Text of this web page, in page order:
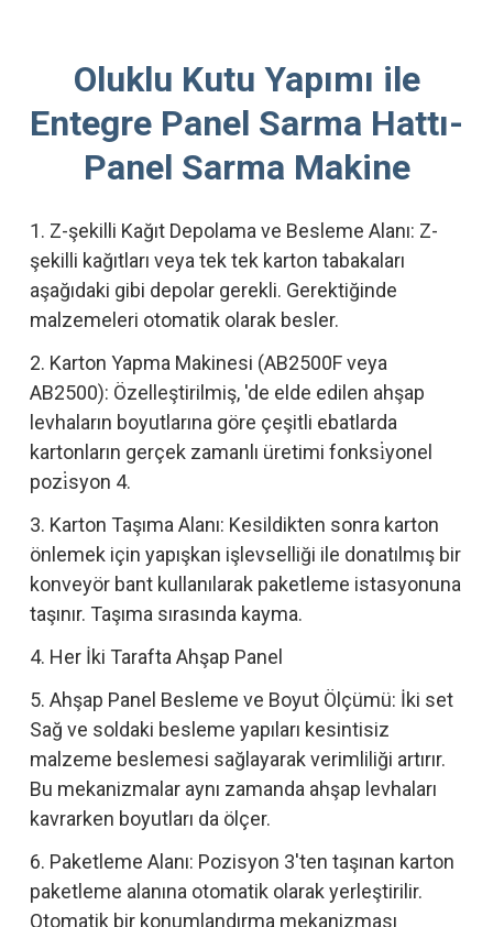
Oluklu Kutu Yapımı ile
Entegre Panel Sarma Hattı-
Panel Sarma Makine
1. Z-şekilli Kağıt Depolama ve Besleme Alanı: Z-
şekilli kağıtları veya tek tek karton tabakaları
aşağıdaki gibi depolar gerekli. Gerektiğinde
malzemeleri otomatik olarak besler.
2. Karton Yapma Makinesi (AB2500F veya
AB2500): Özelleştirilmiş, 'de elde edilen ahşap
levhaların boyutlarına göre çeşitli ebatlarda
kartonların gerçek zamanlı üretimi fonksi̇yonel
pozi̇syon 4.
3. Karton Taşıma Alanı: Kesildikten sonra karton
önlemek için yapışkan işlevselliği ile donatılmış bir
konveyör bant kullanılarak paketleme istasyonuna
taşınır. Taşıma sırasında kayma.
4. Her İki Tarafta Ahşap Panel
5. Ahşap Panel Besleme ve Boyut Ölçümü: İki set
Sağ ve soldaki besleme yapıları kesintisiz
malzeme beslemesi sağlayarak verimliliği artırır.
Bu mekanizmalar aynı zamanda ahşap levhaları
kavrarken boyutları da ölçer.
6. Paketleme Alanı: Pozisyon 3'ten taşınan karton
paketleme alanına otomatik olarak yerleştirilir.
Otomatik bir konumlandırma mekanizması